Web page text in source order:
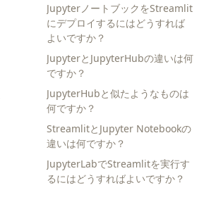
JupyterノートブックをStreamlit
にデプロイするにはどうすれば
よいですか？
JupyterとJupyterHubの違いは何
ですか？
JupyterHubと似たようなものは
何ですか？
StreamlitとJupyter Notebookの
違いは何ですか？
JupyterLabでStreamlitを実行す
るにはどうすればよいですか？